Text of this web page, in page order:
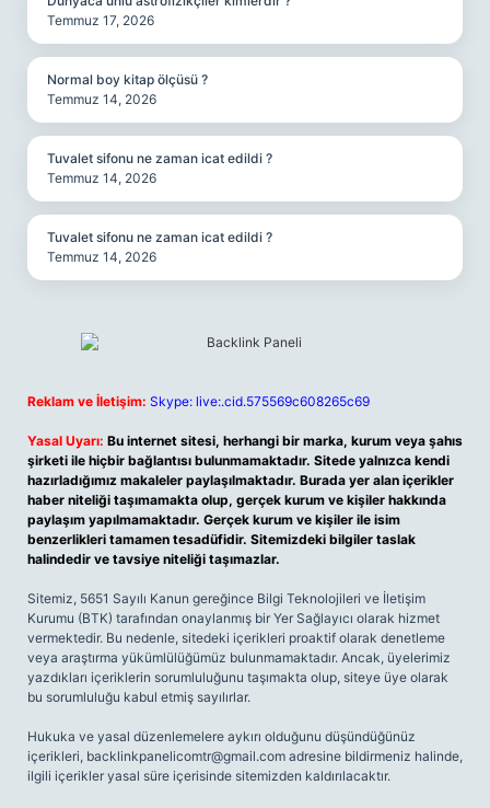
Temmuz 17, 2026
Normal boy kitap ölçüsü ?
Temmuz 14, 2026
Tuvalet sifonu ne zaman icat edildi ?
Temmuz 14, 2026
Tuvalet sifonu ne zaman icat edildi ?
Temmuz 14, 2026
Reklam ve İletişim: Skype: live:.cid.575569c608265c69
Yasal Uyarı: Bu internet sitesi, herhangi bir marka, kurum veya şahıs
şirketi ile hiçbir bağlantısı bulunmamaktadır. Sitede yalnızca kendi
hazırladığımız makaleler paylaşılmaktadır. Burada yer alan içerikler
haber niteliği taşımamakta olup, gerçek kurum ve kişiler hakkında
paylaşım yapılmamaktadır. Gerçek kurum ve kişiler ile isim
benzerlikleri tamamen tesadüfidir. Sitemizdeki bilgiler taslak
halindedir ve tavsiye niteliği taşımazlar.
Sitemiz, 5651 Sayılı Kanun gereğince Bilgi Teknolojileri ve İletişim
Kurumu (BTK) tarafından onaylanmış bir Yer Sağlayıcı olarak hizmet
vermektedir. Bu nedenle, sitedeki içerikleri proaktif olarak denetleme
veya araştırma yükümlülüğümüz bulunmamaktadır. Ancak, üyelerimiz
yazdıkları içeriklerin sorumluluğunu taşımakta olup, siteye üye olarak
bu sorumluluğu kabul etmiş sayılırlar.
Hukuka ve yasal düzenlemelere aykırı olduğunu düşündüğünüz
içerikleri, backlinkpanelicomtr@gmail.com adresine bildirmeniz halinde,
ilgili içerikler yasal süre içerisinde sitemizden kaldırılacaktır.